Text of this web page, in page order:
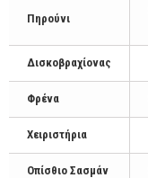
Πηρούνι
Δισκοβραχίονας
Φρένα
Χειριστήρια
Οπίσθιο Σασμάν